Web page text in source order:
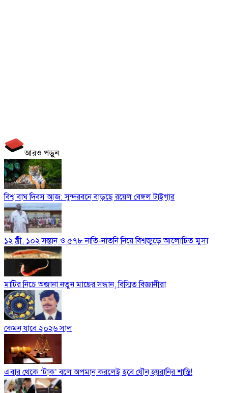
আরও পড়ুন
বিশ্ব বাঘ দিবস আজ: সুন্দরবনে বাড়ছে রয়েল বেঙ্গল টাইগার
১২ স্ত্রী, ১০২ সন্তান ও ৫৭৮ নাতি-নাতনি নিয়ে বিশ্বজুড়ে আলোচিত মুসা
মাটির নিচে অজানা নতুন মাছের সন্ধান, বিস্মিত বিজ্ঞানীরা
কেমন যাবে ২০২৬ সাল
এবার থেকে ‘টাক’ বলে অপমান করলেই হবে যৌন হয়রানির শাস্তি!